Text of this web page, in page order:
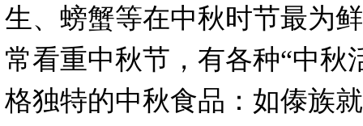
生、螃蟹等在中秋时节最为
常看重中秋节，有各种“中秋
格独特的中秋食品：如傣族